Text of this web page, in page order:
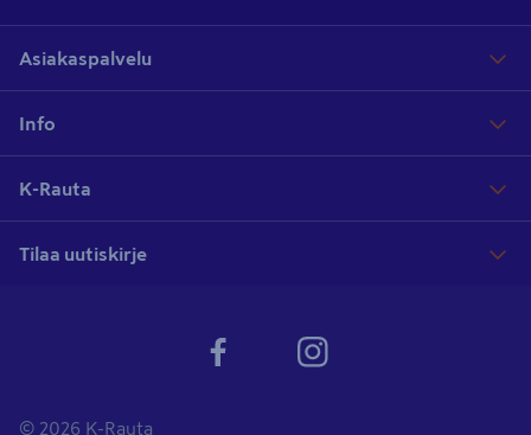
Asiakaspalvelu
Info
K-Rauta
Tilaa uutiskirje
© 2026 K-Rauta